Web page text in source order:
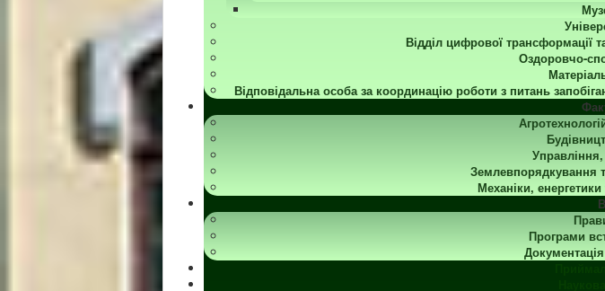
Відділ цифрової трансформації
Оздоровчо-
Відповідальна особа за координацію роботи з питань
Землевпорядкування
Механіки,
Програми